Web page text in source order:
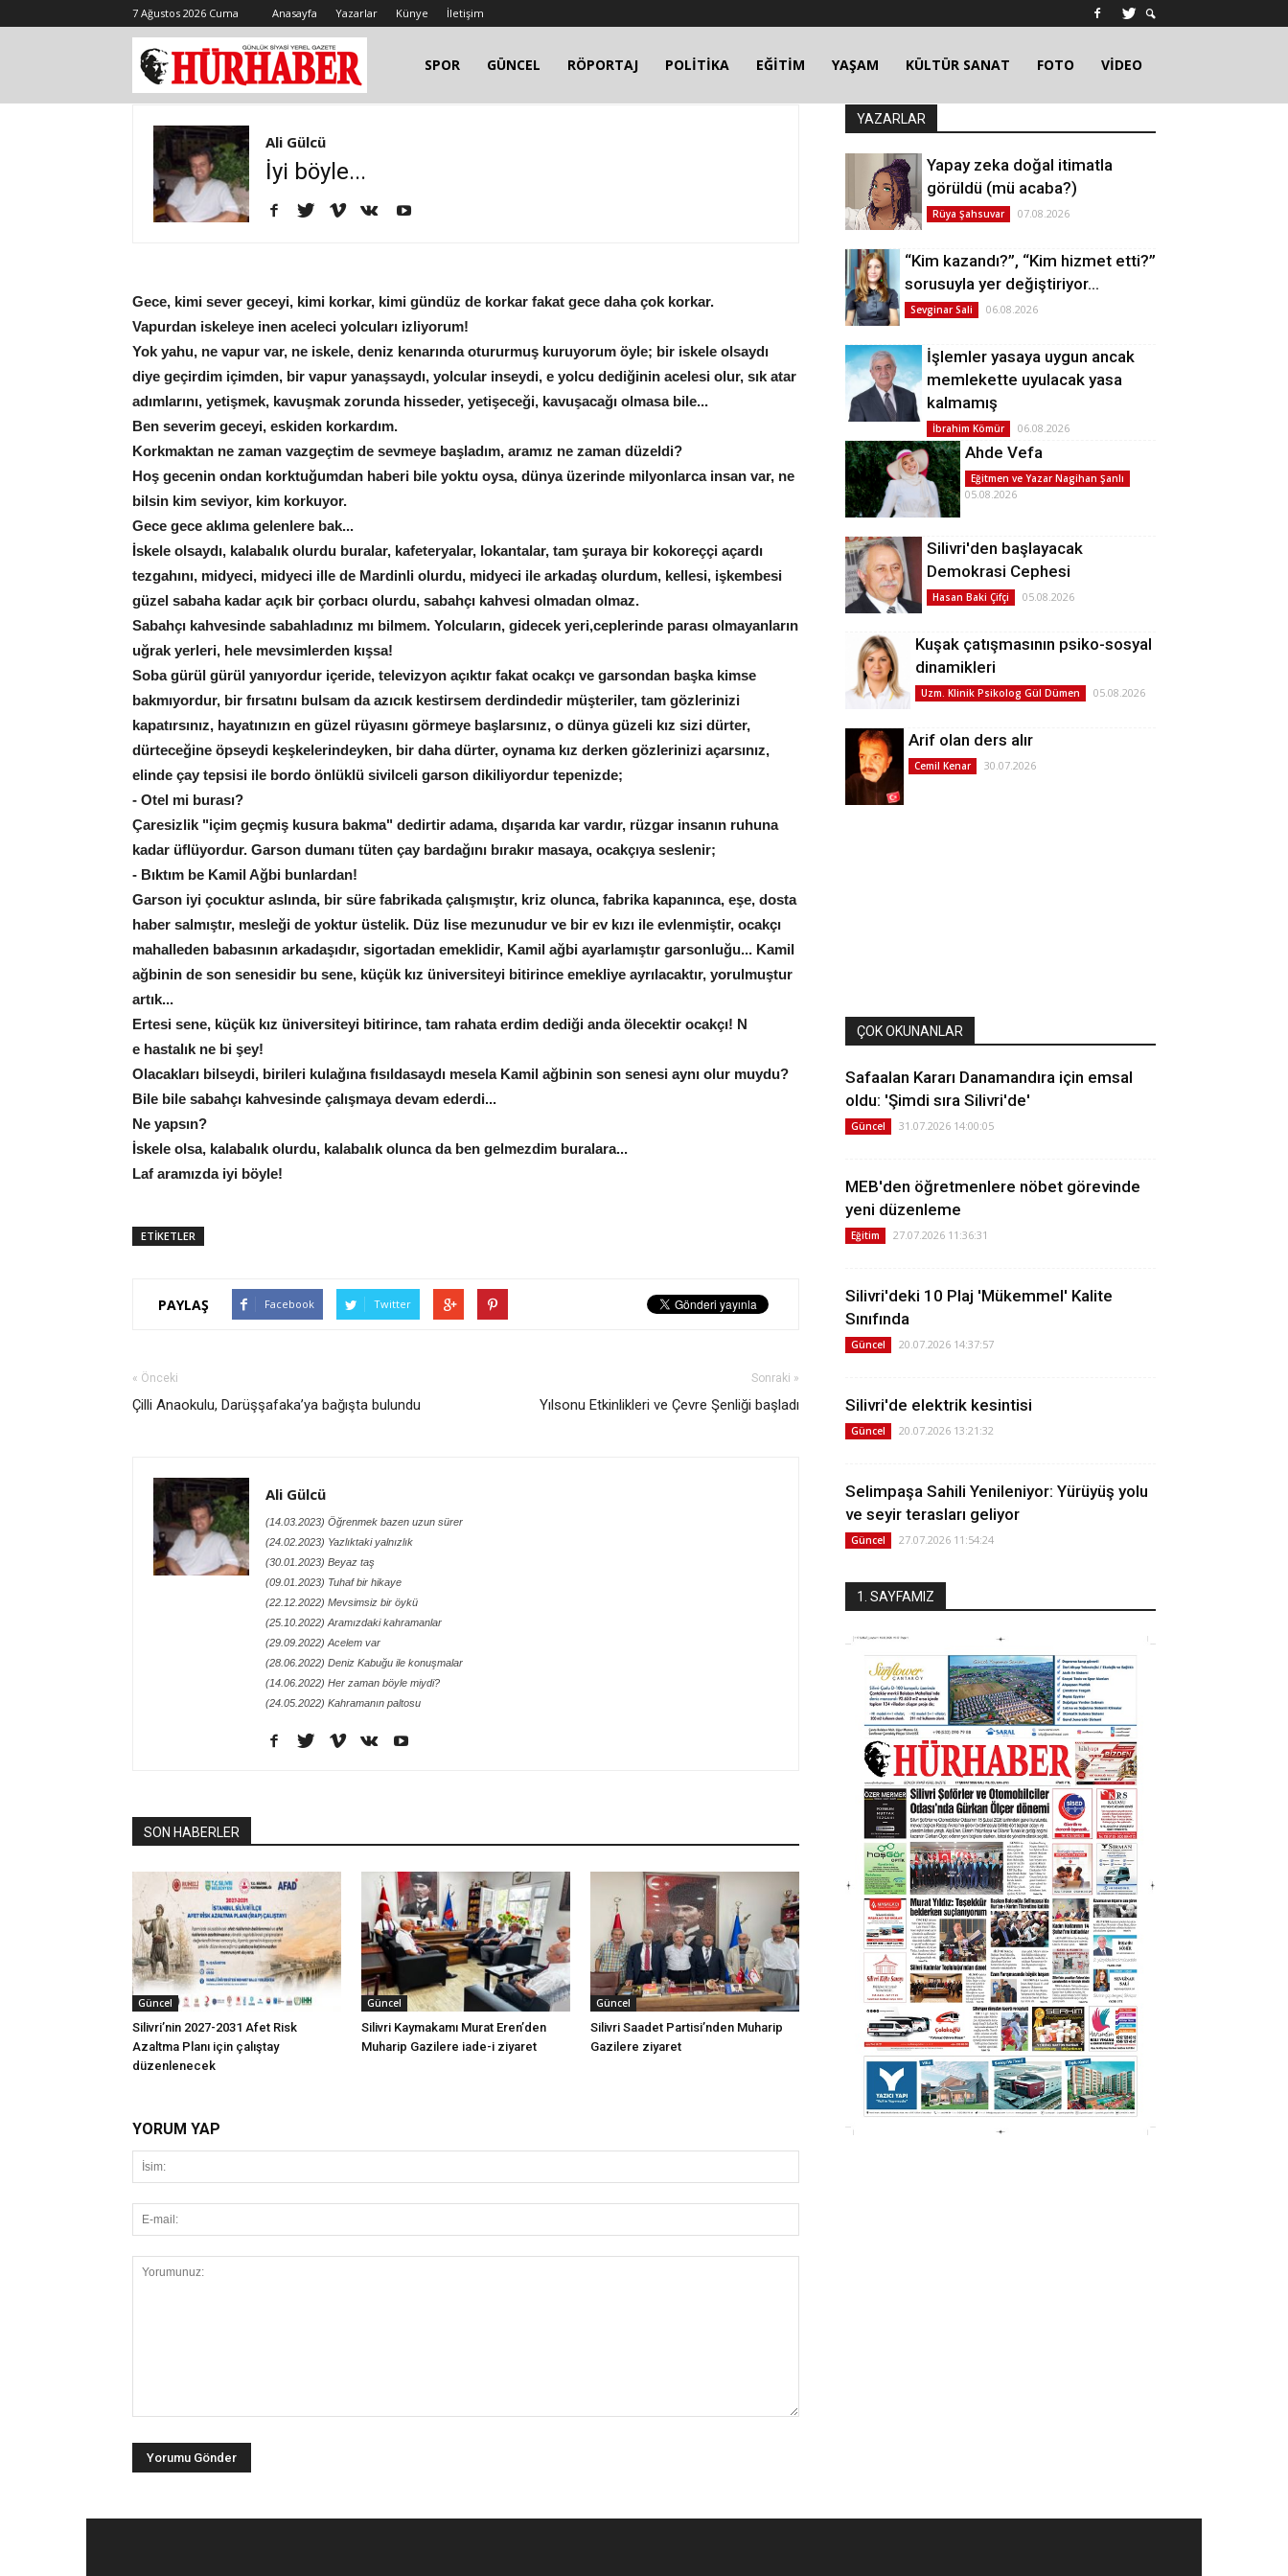
7 Ağustos 2026 Cuma Anasayfa Yazarlar Künye İletişim
SPOR GÜNCEL RÖPORTAJ POLİTİKA EĞİTİM YAŞAM KÜLTÜR SANAT FOTO VİDEO
Ali Gülcü
İyi böyle...
Gece, kimi sever geceyi, kimi korkar, kimi gündüz de korkar fakat gece daha çok korkar.
Vapurdan iskeleye inen aceleci yolcuları izliyorum!
Yok yahu, ne vapur var, ne iskele, deniz kenarında otururmuş kuruyorum öyle; bir iskele olsaydı
diye geçirdim içimden, bir vapur yanaşsaydı, yolcular inseydi, e yolcu dediğinin acelesi olur, sık atar
adımlarını, yetişmek, kavuşmak zorunda hisseder, yetişeceği, kavuşacağı olmasa bile...
Ben severim geceyi, eskiden korkardım.
Korkmaktan ne zaman vazgeçtim de sevmeye başladım, aramız ne zaman düzeldi?
Hoş gecenin ondan korktuğumdan haberi bile yoktu oysa, dünya üzerinde milyonlarca insan var, ne
bilsin kim seviyor, kim korkuyor.
Gece gece aklıma gelenlere bak...
İskele olsaydı, kalabalık olurdu buralar, kafeteryalar, lokantalar, tam şuraya bir kokoreççi açardı
tezgahını, midyeci, midyeci ille de Mardinli olurdu, midyeci ile arkadaş olurdum, kellesi, işkembesi
güzel sabaha kadar açık bir çorbacı olurdu, sabahçı kahvesi olmadan olmaz.
Sabahçı kahvesinde sabahladınız mı bilmem. Yolcuların, gidecek yeri,ceplerinde parası olmayanların
uğrak yerleri, hele mevsimlerden kışsa!
Soba gürül gürül yanıyordur içeride, televizyon açıktır fakat ocakçı ve garsondan başka kimse
bakmıyordur, bir fırsatını bulsam da azıcık kestirsem derdindedir müşteriler, tam gözlerinizi
kapatırsınız, hayatınızın en güzel rüyasını görmeye başlarsınız, o dünya güzeli kız sizi dürter,
dürteceğine öpseydi keşkelerindeyken, bir daha dürter, oynama kız derken gözlerinizi açarsınız,
elinde çay tepsisi ile bordo önlüklü sivilceli garson dikiliyordur tepenizde;
- Otel mi burası?
Çaresizlik "içim geçmiş kusura bakma" dedirtir adama, dışarıda kar vardır, rüzgar insanın ruhuna
kadar üflüyordur. Garson dumanı tüten çay bardağını bırakır masaya, ocakçıya seslenir;
- Bıktım be Kamil Ağbi bunlardan!
Garson iyi çocuktur aslında, bir süre fabrikada çalışmıştır, kriz olunca, fabrika kapanınca, eşe, dosta
haber salmıştır, mesleği de yoktur üstelik. Düz lise mezunudur ve bir ev kızı ile evlenmiştir, ocakçı
mahalleden babasının arkadaşıdır, sigortadan emeklidir, Kamil ağbi ayarlamıştır garsonluğu... Kamil
ağbinin de son senesidir bu sene, küçük kız üniversiteyi bitirince emekliye ayrılacaktır, yorulmuştur
artık...
Ertesi sene, küçük kız üniversiteyi bitirince, tam rahata erdim dediği anda ölecektir ocakçı! N
e hastalık ne bi şey!
Olacakları bilseydi, birileri kulağına fısıldasaydı mesela Kamil ağbinin son senesi aynı olur muydu?
Bile bile sabahçı kahvesinde çalışmaya devam ederdi...
Ne yapsın?
İskele olsa, kalabalık olurdu, kalabalık olunca da ben gelmezdim buralara...
Laf aramızda iyi böyle!
ETİKETLER
PAYLAŞ Facebook Twitter
« Önceki
Çilli Anaokulu, Darüşşafaka’ya bağışta bulundu
Sonraki »
Yılsonu Etkinlikleri ve Çevre Şenliği başladı
Ali Gülcü
(14.03.2023) Öğrenmek bazen uzun sürer
(24.02.2023) Yazlıktaki yalnızlık
(30.01.2023) Beyaz taş
(09.01.2023) Tuhaf bir hikaye
(22.12.2022) Mevsimsiz bir öykü
(25.10.2022) Aramızdaki kahramanlar
(29.09.2022) Acelem var
(28.06.2022) Deniz Kabuğu ile konuşmalar
(14.06.2022) Her zaman böyle miydi?
(24.05.2022) Kahramanın paltosu
SON HABERLER
Güncel
Silivri’nin 2027-2031 Afet Risk
Azaltma Planı için çalıştay
düzenlenecek
Güncel
Silivri Kaymakamı Murat Eren’den
Muharip Gazilere iade-i ziyaret
Güncel
Silivri Saadet Partisi’nden Muharip
Gazilere ziyaret
YORUM YAP
YAZARLAR
Yapay zeka doğal itimatla
görüldü (mü acaba?)
Rüya Şahsuvar 07.08.2026
“Kim kazandı?”, “Kim hizmet etti?”
sorusuyla yer değiştiriyor…
Sevginar Sali 06.08.2026
İşlemler yasaya uygun ancak
memlekette uyulacak yasa
kalmamış
İbrahim Kömür 06.08.2026
Ahde Vefa
Eğitmen ve Yazar Nagihan Şanlı
05.08.2026
Silivri'den başlayacak
Demokrasi Cephesi
Hasan Baki Çifçi 05.08.2026
Kuşak çatışmasının psiko-sosyal
dinamikleri
Uzm. Klinik Psikolog Gül Dümen 05.08.2026
Arif olan ders alır
Cemil Kenar 30.07.2026
ÇOK OKUNANLAR
Safaalan Kararı Danamandıra için emsal
oldu: 'Şimdi sıra Silivri'de'
Güncel 31.07.2026 14:00:05
MEB'den öğretmenlere nöbet görevinde
yeni düzenleme
Eğitim 27.07.2026 11:36:31
Silivri'deki 10 Plaj 'Mükemmel' Kalite
Sınıfında
Güncel 20.07.2026 14:37:57
Silivri'de elektrik kesintisi
Güncel 20.07.2026 13:21:32
Selimpaşa Sahili Yenileniyor: Yürüyüş yolu
ve seyir terasları geliyor
Güncel 27.07.2026 11:54:24
1. SAYFAMIZ